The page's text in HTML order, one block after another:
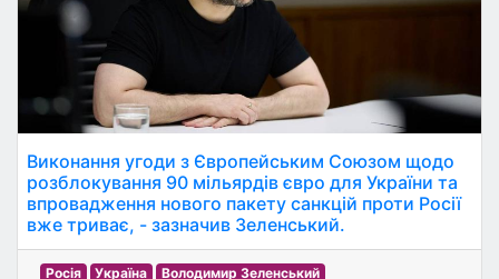
Виконання угоди з Європейським Союзом щодо
розблокування 90 мільярдів євро для України та
впровадження нового пакету санкцій проти Росії
вже триває, - зазначив Зеленський.
Росія Україна Володимир Зеленський